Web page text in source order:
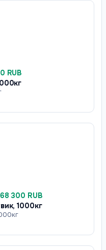
RUB
68 300 RUB
1000кг